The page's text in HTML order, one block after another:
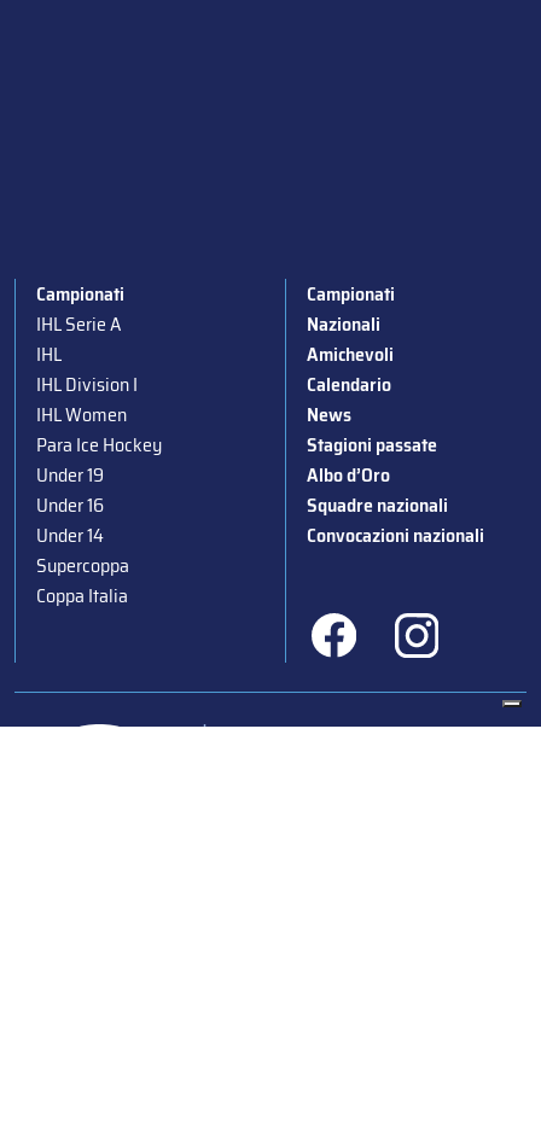
Campionati
IHL Serie A
IHL
IHL Division I
IHL Women
Para Ice Hockey
Under 19
Under 16
Under 14
Supercoppa
Coppa Italia
Campionati
Nazionali
Amichevoli
Calendario
News
Stagioni passate
Albo d’Oro
Squadre nazionali
Convocazioni nazionali